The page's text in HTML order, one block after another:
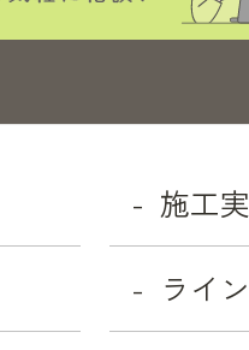
施工
ライ